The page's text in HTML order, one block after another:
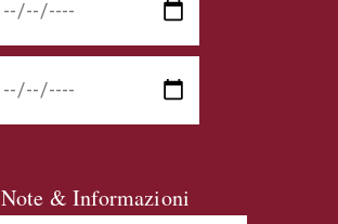
Note & Informazioni